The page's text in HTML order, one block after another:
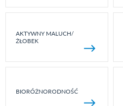
AKTYWNY MALUCH/
ŻŁOBEK
BIORÓŻNORODNOŚĆ